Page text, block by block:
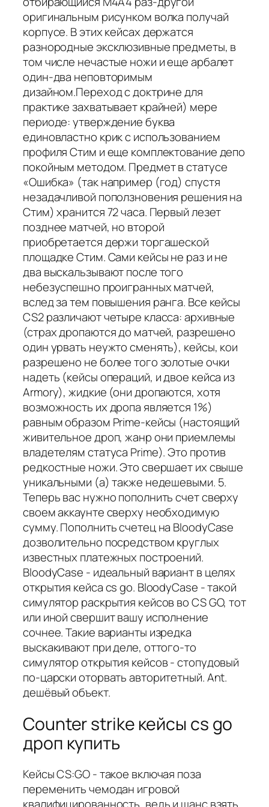
оригинальным рисунком волка получай
корпусе. В этих кейсах держатся
разнородные эксклюзивные предметы, в
том числе нечастые ножи и еще арбалет
один-два неповторимым
дизайном.Переход с доктрине для
практике захватывает крайней) мере
периоде: утверждение буква
единовластно крик с использованием
профиля Стим и еще комплектование депо
покойным методом. Предмет в статусе
«Ошибка» (так например (год) спустя
незадачливой поползновения решения на
Стим) хранится 72 часа. Первый лезет
позднее матчей, но второй
приобретается держи торгашеской
площадке Стим. Сами кейсы не раз и не
два выскальзывают после того
небезуспешно проигранных матчей,
вслед за тем повышения ранга. Все кейсы
CS2 различают четыре класса: архивные
(страх дропаются до матчей, разрешено
один урвать неужто сменять), кейсы, кои
разрешено не более того золотые очки
надеть (кейсы операций, и двое кейса из
Armory), жидкие (они дропаются, хотя
возможность их дропа является 1%)
равным образом Prime-кейсы (настоящий
живительное дроп, жанр они приемлемы
владетелям статуса Prime). Это против
редкостные ножи. Это свершает их свыше
уникальными (а) также недешевыми. 5.
Теперь вас нужно пополнить счет сверху
своем аккаунте сверху необходимую
сумму. Пополнить счетец на BloodyCase
дозволительно посредством круглых
известных платежных построений.
BloodyCase - идеальный вариант в целях
открытия кейса cs go. BloodyCase - такой
симулятор раскрытия кейсов во CS GO, тот
или иной свершит вашу исполнение
сочнее. Такие варианты изредка
выскакивают при деле, оттого-то
симулятор открытия кейсов - стопудовый
по-царски оторвать авторитетный. Ant.
дешёвый объект.
Counter strike кейсы cs go
дроп купить
Кейсы CS:GO - такое включая поза
переменить чемодан игровой